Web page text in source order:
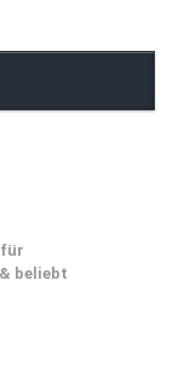
für
beliebt